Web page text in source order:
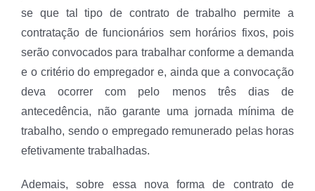
se que tal tipo de contrato de trabalho permite a
contratação de funcionários sem horários fixos, pois
serão convocados para trabalhar conforme a demanda
e o critério do empregador e, ainda que a convocação
deva ocorrer com pelo menos três dias de
antecedência, não garante uma jornada mínima de
trabalho, sendo o empregado remunerado pelas horas
efetivamente trabalhadas.
Ademais, sobre essa nova forma de contrato de